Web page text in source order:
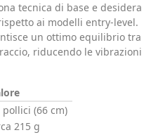
tecnica di base e desidera
ai modelli entry-level.
un ottimo equilibrio tra
riducendo le vibrazioni
pollici (66 cm)
215 g